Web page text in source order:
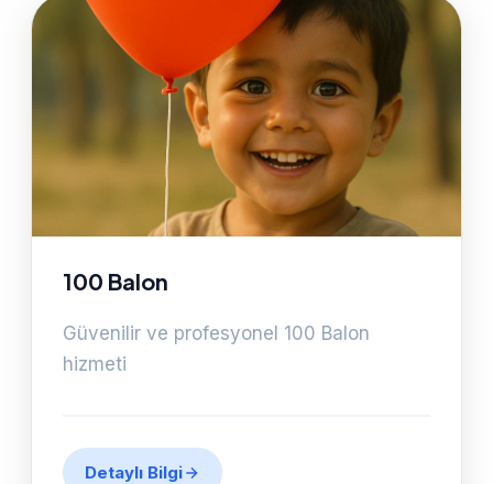
100 Balon
Güvenilir ve profesyonel 100 Balon
hizmeti
Detaylı Bilgi